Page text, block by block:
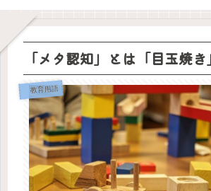
高校
を移
かっ
たこ
と
版）
た。
い。
【教
師手
令和
８年
度版
きま
した
なの
にど
んな
意味
るの
か？
「何
とが
い」
はこ
れを
書
く！
e』に
いた
こと
いの
で退
会し
ま
す。
「メタ認知」とは「目玉焼き
教育用語